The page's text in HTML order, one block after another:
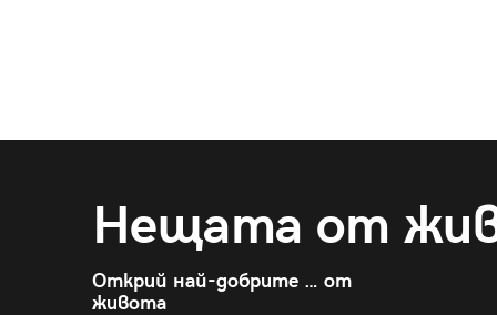
Нещата от
Открий най-добрите … от
живота